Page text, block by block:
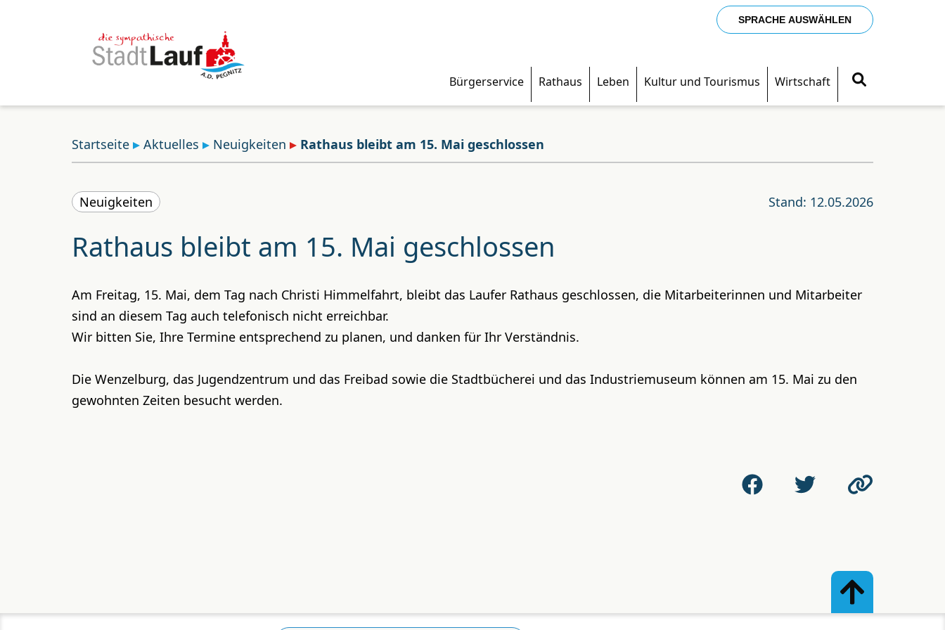
SPRACHE AUSWÄHLEN
Bürgerservice Rathaus Leben Kultur und Tourismus Wirtschaft
Startseite Aktuelles Neuigkeiten Rathaus bleibt am 15. Mai geschlossen
Stand: 12.05.2026
Neuigkeiten
Rathaus bleibt am 15. Mai geschlossen
Am Freitag, 15. Mai, dem Tag nach Christi Himmelfahrt, bleibt das Laufer Rathaus geschlossen, die Mitarbeiterinnen und Mitarbeiter
sind an diesem Tag auch telefonisch nicht erreichbar.
Wir bitten Sie, Ihre Termine entsprechend zu planen, und danken für Ihr Verständnis.
Die Wenzelburg, das Jugendzentrum und das Freibad sowie die Stadtbücherei und das Industriemuseum können am 15. Mai zu den
gewohnten Zeiten besucht werden.